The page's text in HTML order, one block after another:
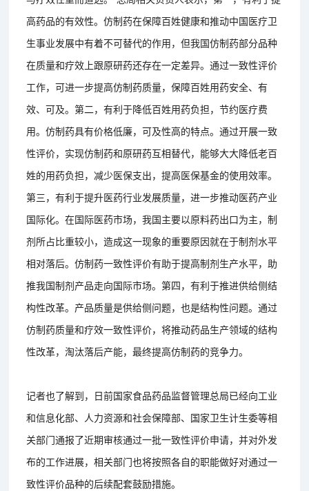
高药品的有效性。仿制药在保障百姓健康和推动中国医疗卫
生事业发展中有着不可替代的作用，但我国仿制药部分品种
在质量和疗效上跟原研药还存在一定差异。通过一致性评价
工作，可进一步提高仿制药质量，保障百姓用药安全、有
效、可及。第二，有利于降低百姓用药负担，节约医疗费
用。仿制药具有价格低廉，可及性高的特点。通过开展一致
性评价，实现仿制药和原研药互相替代，能够大大降低老百
姓的用药负担，减少医保支出，提高医保基金的使用效率。
第三，有利于提升医药行业发展质量，进一步推动医药产业
国际化。在国际医药市场，我国主要以原料药出口为主，制
剂所占比重较小，造成这一现象的重要原因就在于制剂水平
相对落后。仿制药一致性评价有助于提高制剂生产水平，助
推我国制剂产品走向国际市场。第四，有利于推进供给侧结
构性改革。产品质量是供给侧问题，也是结构性问题。通过
仿制药质量和疗效一致性评价，将推动药品生产领域的结构
性改革，淘汰落后产能，最终提高仿制药的竞争力。
记者也了解到，日前国家食品药品监督管理总局已经向工业
和信息化部、人力资源和社会保障部、国家卫生计生委等相
关部门通报了近期审核通过一批一致性评价申请，并对外发
布的工作进展，相关部门也将按照各自的职能做好对通过一
致性评价品种的后续配套鼓励措施。